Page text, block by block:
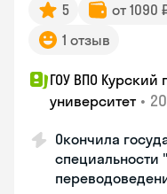
5 от 1090
1 отзыв
ГОУ ВПО Курский
университет •
Окончила
специальности